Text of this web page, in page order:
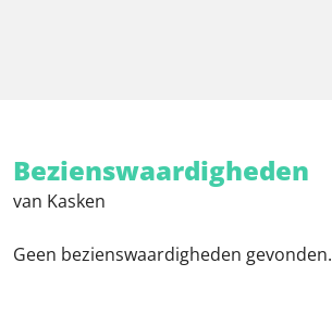
Bezienswaardigheden
van Kasken
Geen bezienswaardigheden gevonden.